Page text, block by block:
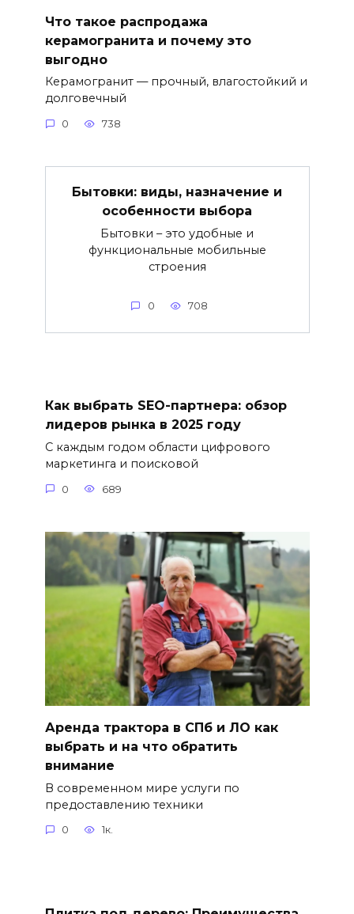
Что такое распродажа
керамогранита и почему это
выгодно
Керамогранит — прочный, влагостойкий и
долговечный
0 738
Бытовки: виды, назначение и
особенности выбора
Бытовки – это удобные и
функциональные мобильные
строения
0 708
Как выбрать SEO-партнера: обзор
лидеров рынка в 2025 году
С каждым годом области цифрового
маркетинга и поисковой
0 689
Аренда трактора в СПб и ЛО как
выбрать и на что обратить
внимание
В современном мире услуги по
предоставлению техники
0 1к.